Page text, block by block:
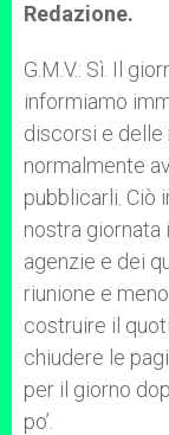
Redazione.
G.M.V.: Sì. Il
informiamo
discorsi e delle
normalmente
pubblicarli. Ciò
nostra giornata
agenzie e dei
riunione e
costruire il
chiudere le
per il giorno
po’.